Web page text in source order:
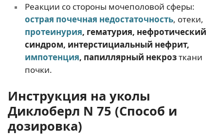
Реакции со стороны мочеполовой сферы:
острая почечная недостаточность, отеки,
протеинурия, гематурия, нефротический
синдром, интерстициальный нефрит,
импотенция, папиллярный некрозткани
почки.
Инструкция на уколы
Диклоберл N 75 (Способ и
дозировка)